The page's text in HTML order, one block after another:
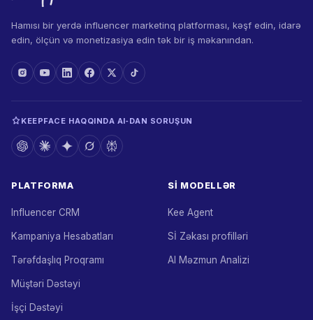
Hamısı bir yerdə influencer marketinq platforması, kəşf edin, idarə
edin, ölçün və monetizasiya edin tək bir iş məkanından.
KEEPFACE HAQQINDA AI‑DAN SORUŞUN
PLATFORMA
Influencer CRM
Kampaniya Hesabatları
Tərəfdaşlıq Proqramı
Müştəri Dəstəyi
İşçi Dəstəyi
Sİ MODELLƏR
Kee Agent
Sİ Zəkası profilləri
AI Məzmun Analizi